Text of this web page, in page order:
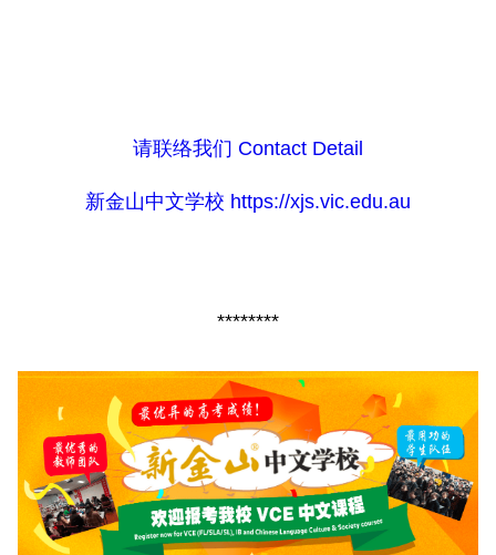
请联络我们 Contact Detail
新金山中文学校 https://xjs.vic.edu.au
********